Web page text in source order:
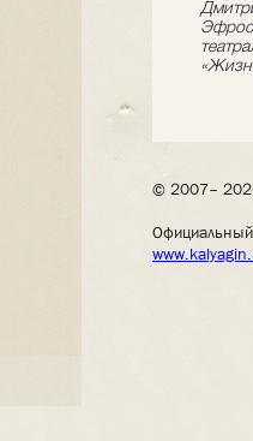
© 2007–
Официальный